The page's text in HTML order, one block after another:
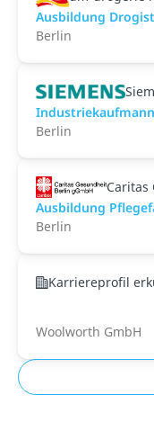
Ausbildung
Berlin
Berlin
Caritas
Ausbildung
Berlin
Karriereprofil
Woolworth GmbH